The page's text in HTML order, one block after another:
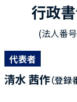
行政
(法人番
代表者
清水 茜作（登